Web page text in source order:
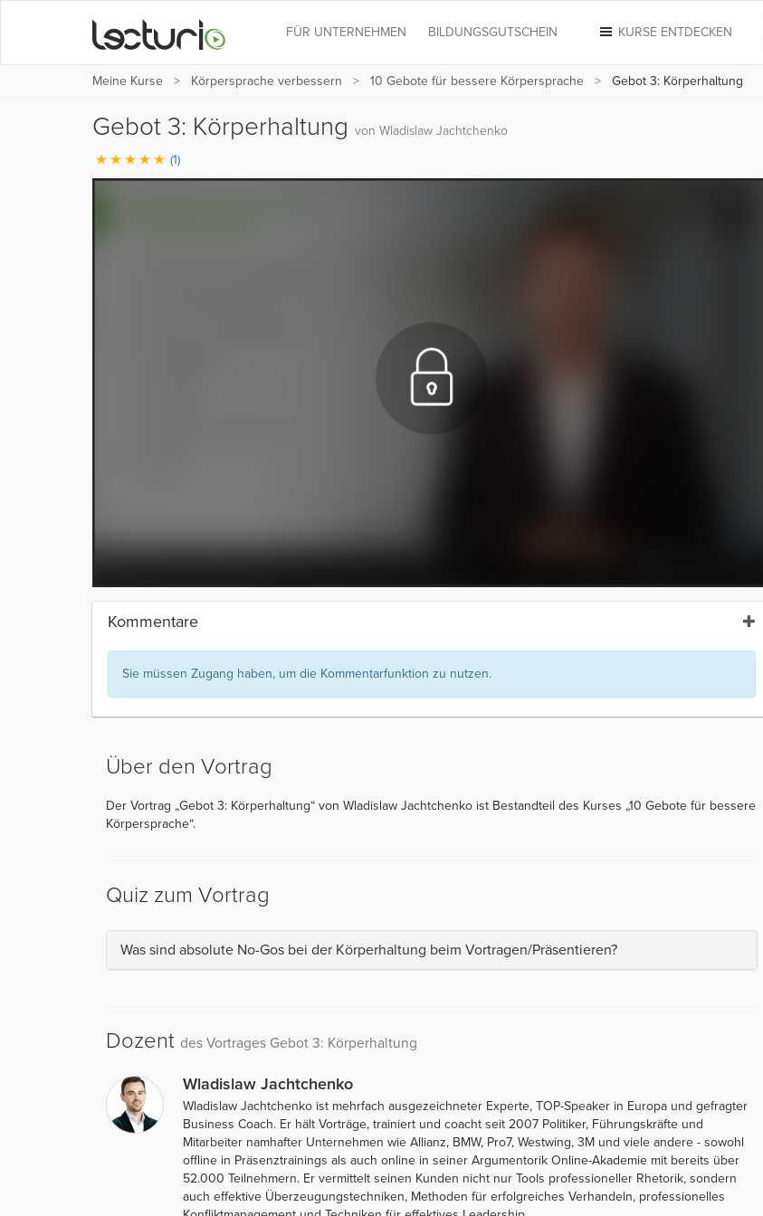
KURSE ENTDECKEN
FÜR UNTERNEHMEN BILDUNGSGUTSCHEIN
Meine Kurse Körpersprache verbessern 10 Gebote für bessere Körpersprache Gebot 3: Körperhaltung
Gebot 3: Körperhaltung von Wladislaw Jachtchenko
(1)
Kommentare
Sie müssen Zugang haben, um die Kommentarfunktion zu nutzen.
Über den Vortrag
Der Vortrag „Gebot 3: Körperhaltung“ von Wladislaw Jachtchenko ist Bestandteil des Kurses „10 Gebote für bessere
Körpersprache“.
Quiz zum Vortrag
Was sind absolute No-Gos bei der Körperhaltung beim Vortragen/Präsentieren?
Dozent des Vortrages Gebot 3: Körperhaltung
Wladislaw Jachtchenko
Wladislaw Jachtchenko ist mehrfach ausgezeichneter Experte, TOP-Speaker in Europa und gefragter
Business Coach. Er hält Vorträge, trainiert und coacht seit 2007 Politiker, Führungskräfte und
Mitarbeiter namhafter Unternehmen wie Allianz, BMW, Pro7, Westwing, 3M und viele andere - sowohl
offline in Präsenztrainings als auch online in seiner Argumentorik Online-Akademie mit bereits über
52.000 Teilnehmern. Er vermittelt seinen Kunden nicht nur Tools professioneller Rhetorik, sondern
auch effektive Überzeugungstechniken, Methoden für erfolgreiches Verhandeln, professionelles